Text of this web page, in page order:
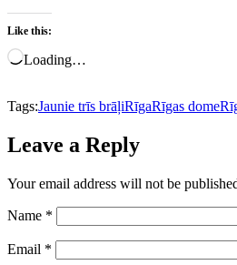
Like this:
Loading…
Tags:Jaunie trīs brāļiRīgaRīgas dome
Leave a Reply
Your email address will not be
Name *
Email *